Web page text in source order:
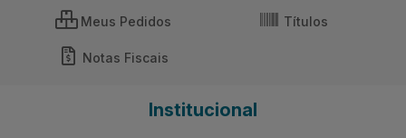
Meus Pedidos Títulos
Notas Fiscais
Institucional